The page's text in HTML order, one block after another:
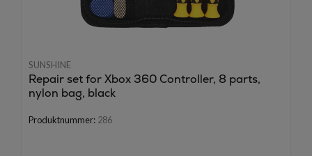
SUNSHINE
Repair set for Xbox 360 Controller, 8 parts,
nylon bag, black
Produktnummer: 286